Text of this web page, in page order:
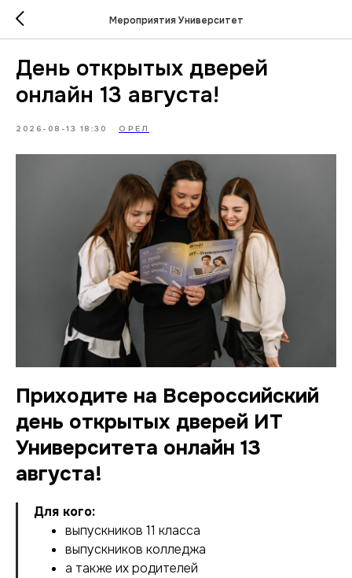
Мероприятия Университет
День открытых дверей
онлайн 13 августа!
2026-08-13 18:30 ОРЕЛ
Приходите на Всероссийский
день открытых дверей ИТ
Университета онлайн 13
августа!
Для кого:
выпускников 11 класса
выпускников колледжа
а также их родителей